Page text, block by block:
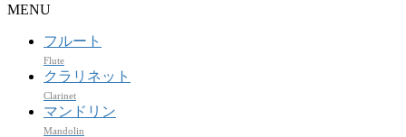
MENU
フルート
Flute
クラリネット
Clarinet
マンドリン
Mandolin